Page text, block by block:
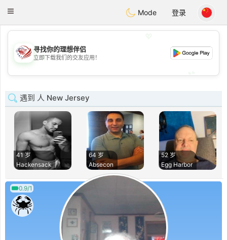
Dating
Toggle
Mode 登录
💖
💕
寻找你的理想伴侣
立即下载我们的交友应用！
遇到 人 New Jersey
41 岁
Hackensack
64 岁
Absecon
52 岁
Egg Harbor
0.9/1